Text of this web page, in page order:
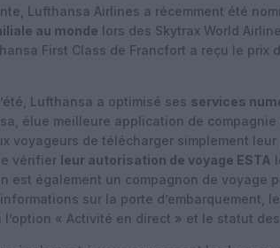
Lufthansa Airlines a récemment été
au monde lors des Skytrax World
First Class de Francfort a reçu le prix
Lufthansa a optimisé ses services
élue meilleure application de compagnie
voyageurs de télécharger simplement
vérifier leur autorisation de voyage ESTA
est également un compagnon de voyage
sur la porte d’embarquement,
« Activité en direct » et le statut